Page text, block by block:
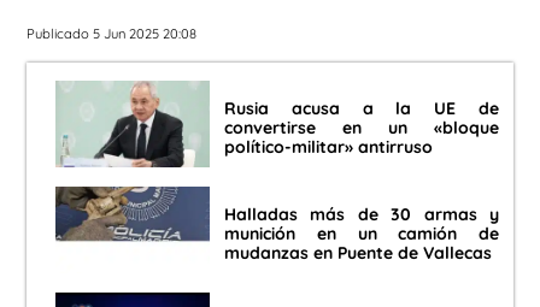
Publicado 5 Jun 2025 20:08
Rusia acusa a la UE de
convertirse en un «bloque
político-militar» antirruso
Halladas más de 30 armas y
munición en un camión de
mudanzas en Puente de Vallecas